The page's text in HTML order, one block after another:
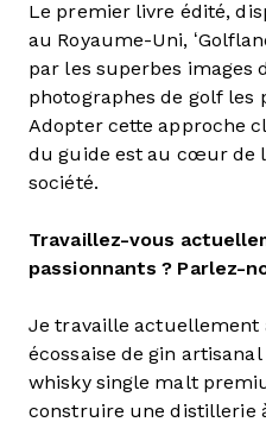
Le premier livre édité,
au Royaume-Uni,
par les superbes images
photographes de golf les
Adopter cette approche
du guide est au cœur de
société.
Travaillez-vous
passionnants ? Parlez-
Je travaille actuellement
écossaise de gin
whisky single malt
construire une distillerie